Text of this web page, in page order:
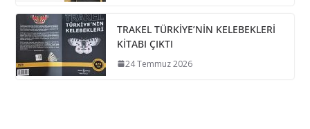
TRAKEL TÜRKİYE’NİN KELEBEKLERİ
KİTABI ÇIKTI
24 Temmuz 2026